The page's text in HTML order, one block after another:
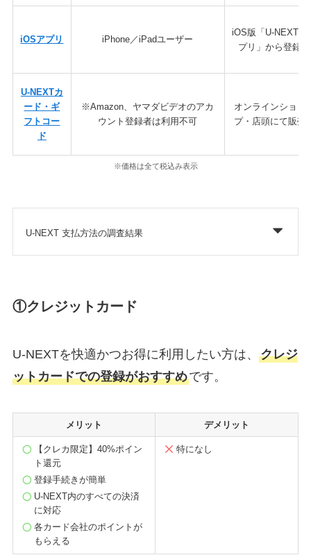
iOSアプリ iPhone／iPadユーザー
iOS版「U-NEXTア
プリ」から登録
U-NEXTカ
ード・ギ
フトコー
ド
※Amazon、ヤマダビデオのアカ
ウント登録者は利用不可
オンラインショッ
プ・店頭にて販売
※価格は全て税込み表示
U-NEXT 支払方法の調査結果
①クレジットカード
U-NEXTを快適かつお得に利用したい方は、 クレジ
ットカードでの登録がおすすめです。
メリット デメリット
【クレカ限定】40%ポイン
ト還元
登録手続きが簡単
U-NEXT内のすべての決済
に対応
各カード会社のポイントが
もらえる
特になし